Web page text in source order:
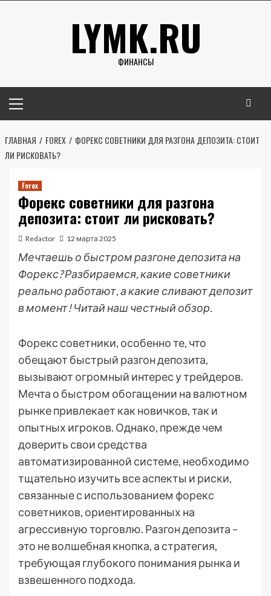
LYMK.RU
ФИНАНСЫ
меню
ГЛАВНАЯ FOREX
ФОРЕКС СОВЕТНИКИ ДЛЯ РАЗГОНА ДЕПОЗИТА: СТОИТ
ЛИ РИСКОВАТЬ?
Forex
Форекс советники для разгона
депозита: стоит ли рисковать?
Redactor 12 марта 2025
Мечтаешь о быстром разгоне депозита на
Форекс? Разбираемся, какие советники
реально работают, а какие сливают депозит
в момент! Читай наш честный обзор.
Форекс советники, особенно те, что
обещают быстрый разгон депозита,
вызывают огромный интерес у трейдеров.
Мечта о быстром обогащении на валютном
рынке привлекает как новичков, так и
опытных игроков. Однако, прежде чем
доверить свои средства
автоматизированной системе, необходимо
тщательно изучить все аспекты и риски,
связанные с использованием форекс
советников, ориентированных на
агрессивную торговлю. Разгон депозита –
это не волшебная кнопка, а стратегия,
требующая глубокого понимания рынка и
взвешенного подхода.